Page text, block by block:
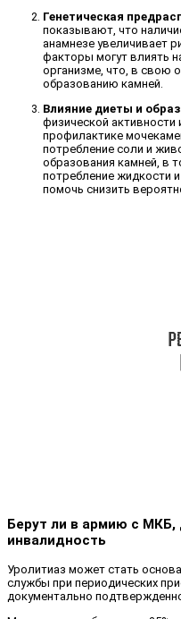
Генетическая
показывают, что
анамнезе увеличивает
факторы могут влиять
организме, что, в свою
образованию камней.
Влияние диеты и
физической
профилактике
потребление соли и
образования камней, в
потребление жидкости
помочь снизить
Берут ли в армию с МКБ,
инвалидность
Уролитиаз может стать
службы при периодических
документально